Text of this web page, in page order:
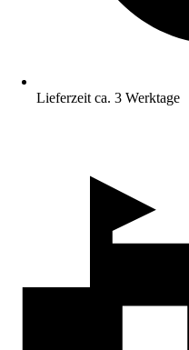
Lieferzeit ca. 3 Werktage